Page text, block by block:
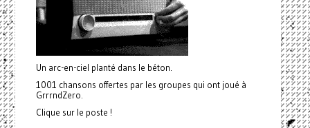
Un arc-en-ciel planté dans le béton.
1001 chansons offertes par les groupes qui ont joué à
GrrrndZero.
Clique sur le poste !